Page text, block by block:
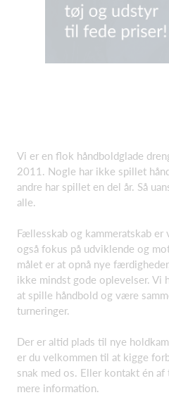
Vi er en flok håndboldglade
2011. Nogle har ikke spillet
andre har spillet en del år. Så
alle.
Fællesskab og kammeratskab
også fokus på udviklende og
målet er at opnå nye
ikke mindst gode oplevelser.
at spille håndbold og være
turneringer.
Der er altid plads til nye
er du velkommen til at kigge
snak med os. Eller kontakt én
mere information.